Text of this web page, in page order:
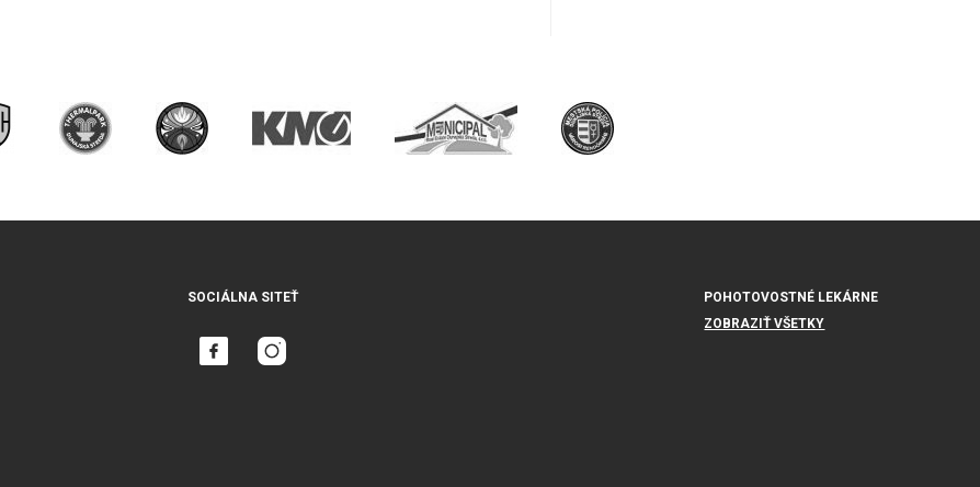
SOCIÁLNA SITEŤ
POHOTOVOSTNÉ LEKÁRNE
ZOBRAZIŤ VŠETKY